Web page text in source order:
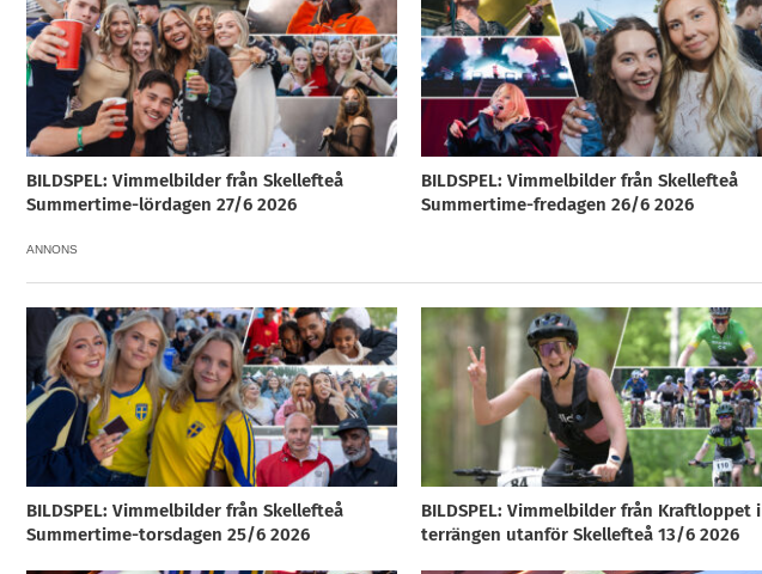
BILDSPEL: Vimmelbilder från Skellefteå
Summertime-lördagen 27/6 2026
BILDSPEL: Vimmelbilder från Skellefteå
Summertime-fredagen 26/6 2026
ANNONS
BILDSPEL: Vimmelbilder från Skellefteå
Summertime-torsdagen 25/6 2026
BILDSPEL: Vimmelbilder från Kraftloppet i
terrängen utanför Skellefteå 13/6 2026